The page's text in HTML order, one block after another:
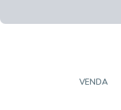
VENDA